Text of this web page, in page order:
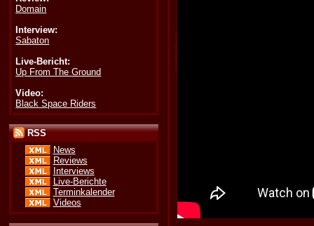
Domain
Interview:
Sabaton
Live-Bericht:
Up From The Ground
Video:
Black Space Riders
RSS
News
Reviews
Interviews
Live-Berichte
Terminkalender
Videos